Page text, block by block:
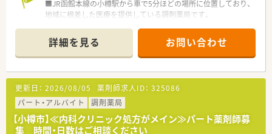
■JR函館本線の小樽駅から車で5分ほどの場所に位置しており、
地域に根差した医療を提供している調剤薬局です。
数は平均して100枚ほどを受け付けております。
■薬剤師は正社員が2名在籍しており、事務スタッフは正社員3
名とパート1名の体制で日々の業務を行っています。
【求人情報について】
■時給は2,000円から最大2,500円までの間で提示が可能であ
り、これまでの経験や能力を考慮して決定します。
■定年は65歳と設定されているため、セカンドキャリアとして
長く安定して勤務を続けたい方に最適な環境です。
詳細を見る お問い合わせ
更新日： 2026/08/05 薬剤師求人ID： 325086
パート・アルバイト
調剤薬局
【小樽市】≪内科クリニック処方がメイン≫パート薬剤師募
集 時間・日数はご相談ください